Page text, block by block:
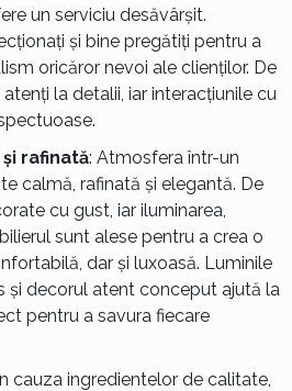
un serviciu desăvârșit.
și bine pregătiți pentru a
oricăror nevoi ale clienților. De
la detalii, iar interacțiunile cu
rafinată: Atmosfera într-un
calmă, rafinată și elegantă. De
cu gust, iar iluminarea,
sunt alese pentru a crea o
dar și luxoasă. Luminile
și decorul atent conceput ajută la
pentru a savura fiecare
cauza ingredientelor de calitate,